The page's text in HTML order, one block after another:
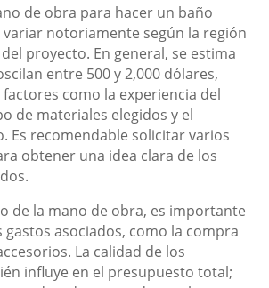
de obra para hacer un baño
notoriamente según la región
proyecto. En general, se estima
entre 500 y 2,000 dólares,
como la experiencia del
de materiales elegidos y el
Es recomendable solicitar varios
obtener una idea clara de los
de la mano de obra, es importante
asociados, como la compra
La calidad de los
influye en el presupuesto total;